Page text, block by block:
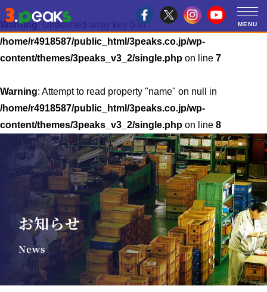
Warning: Undefined array key 0 in
/home/r4918587/public_html/3peaks.co.jp/wp-
content/themes/3peaks_v3_2/single.php on line 7
Warning: Attempt to read property "name" on null in
/home/r4918587/public_html/3peaks.co.jp/wp-
content/themes/3peaks_v3_2/single.php on line 8
お知らせ
News